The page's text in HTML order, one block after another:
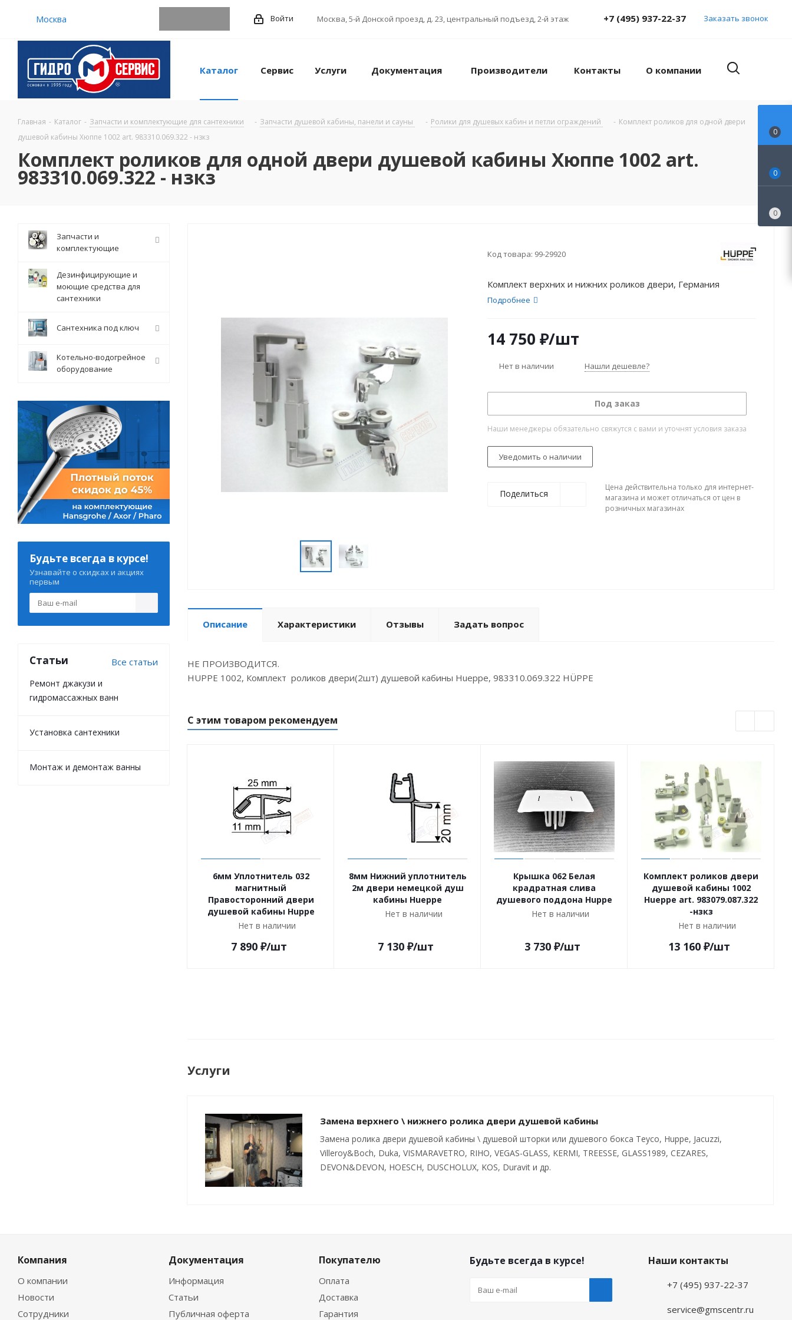
Москва Войти Москва,5-й Донской проезд, д. 23, центральный подъезд, 2-й этаж +7 (495) 937-22-37 Заказать звонок
Каталог Сервис Услуги Документация Производители Контакты О компании
Главная - Каталог - Запчасти и комплектующие для сантехники - Запчасти душевой кабины, панели и сауны - Ролики для душевых кабин и петли ограждений - Комплект роликов для одной двери
душевой кабины Хюппе 1002 art. 983310.069.322 - нзкз
Комплект роликов для одной двери душевой кабины Хюппе 1002 art.
983310.069.322 - нзкз
Код товара: 99-29920
Комплект верхних и нижних роликов двери, Германия
Подробнее
14 750 ₽/шт
Нет в наличии Нашли дешевле?
Под заказ
Наши менеджеры обязательно свяжутся с вами и уточнят условия заказа
Уведомить о наличии
Поделиться
Цена действительна только для интернет-
магазина и может отличаться от цен в
розничных магазинах
Описание Характеристики Отзывы Задать вопрос
НЕ ПРОИЗВОДИТСЯ.
HUPPE 1002, Комплект роликов двери(2шт) душевой кабины Hueppe, 983310.069.322 HÜPPE
С этим товаром рекомендуем
6мм Уплотнитель 032
магнитный
Правосторонний двери
душевой кабины Huppe
Нет в наличии
7 890₽/шт
8мм Нижний уплотнитель
2м двери немецкой душ
кабины Hueppe
Нет в наличии
7 130₽/шт
Крышка 062 Белая
крадратная слива
душевого поддона Huppe
Нет в наличии
3 730₽/шт
Комплект роликов двери
душевой кабины 1002
Hueppe art. 983079.087.322
-нзкз
Нет в наличии
13 160₽/шт
Услуги
Замена верхнего \ нижнего ролика двери душевой кабины
Замена ролика двери душевой кабины \ душевой шторки или душевого бокса Teyco, Huppe, Jacuzzi,
Villeroy&Boch, Duka, VISMARAVETRO, RIHO, VEGAS-GLASS, KERMI, TREESSE, GLASS1989, CEZARES,
DEVON&DEVON, HOESCH, DUSCHOLUX, KOS, Duravit и др.
Запчасти и
комплектующие
Дезинфицирующие и
моющие средства для
сантехники
Сантехника под ключ
Котельно-водогрейное
оборудование
Будьте всегда в курсе!
Узнавайте о скидках и акциях
первым
Статьи Все статьи
Ремонт джакузи и
гидромассажных ванн
Установка сантехники
Монтаж и демонтаж ванны
Компания
О компании
Новости
Сотрудники
Документация
Информация
Статьи
Публичная оферта
Покупателю
Оплата
Доставка
Гарантия
Будьте всегда в курсе! Наши контакты
+7 (495) 937-22-37
service@gmscentr.ru
0
0
0